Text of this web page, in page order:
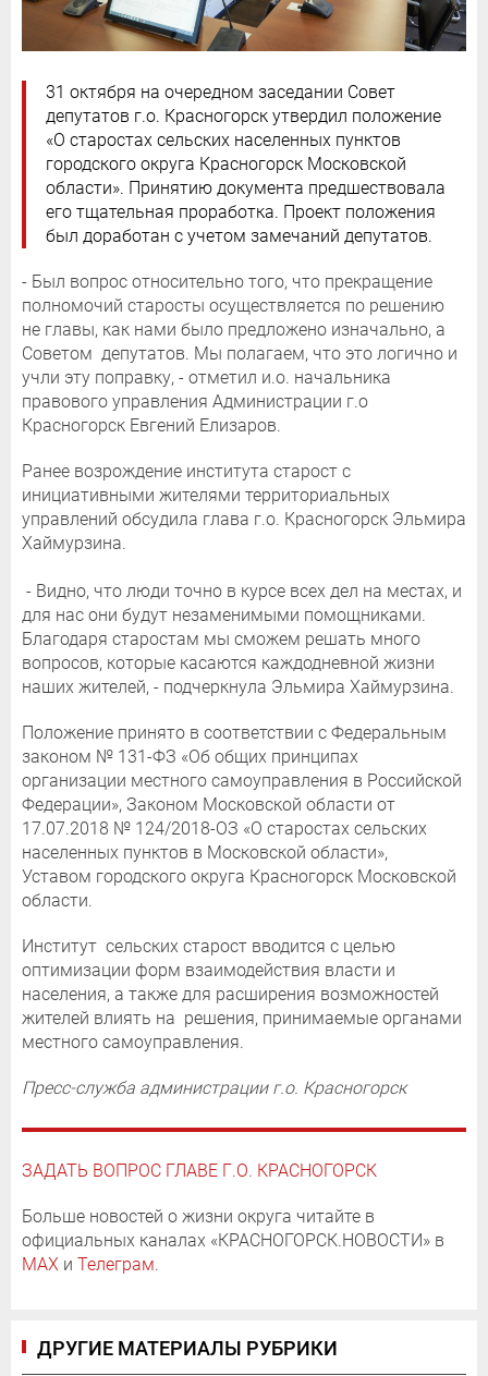
31 октября на очередном заседании Совет
депутатов г.о. Красногорск утвердил положение
«О старостах сельских населенных пунктов
городского округа Красногорск Московской
области». Принятию документа предшествовала
его тщательная проработка. Проект положения
был доработан с учетом замечаний депутатов.
- Был вопрос относительно того, что прекращение
полномочий старосты осуществляется по решению
не главы, как нами было предложено изначально, а
Советом депутатов. Мы полагаем, что это логично и
учли эту поправку, - отметил и.о. начальника
правового управления Администрации г.о
Красногорск Евгений Елизаров.
Ранее возрождение института старост с
инициативными жителями территориальных
управлений обсудила глава г.о. Красногорск Эльмира
Хаймурзина.
- Видно, что люди точно в курсе всех дел на местах, и
для нас они будут незаменимыми помощниками.
Благодаря старостам мы сможем решать много
вопросов, которые касаются каждодневной жизни
наших жителей, - подчеркнула Эльмира Хаймурзина.
Положение принято в соответствии с Федеральным
законом № 131-ФЗ «Об общих принципах
организации местного самоуправления в Российской
Федерации», Законом Московской области от
17.07.2018 № 124/2018-ОЗ «О старостах сельских
населенных пунктов в Московской области»,
Уставом городского округа Красногорск Московской
области.
Институт сельских старост вводится с целью
оптимизации форм взаимодействия власти и
населения, а также для расширения возможностей
жителей влиять на решения, принимаемые органами
местного самоуправления.
Пресс-служба администрации г.о. Красногорск
ЗАДАТЬ ВОПРОС ГЛАВЕ Г.О. КРАСНОГОРСК
Больше новостей о жизни округа читайте в
официальных каналах «КРАСНОГОРСК.НОВОСТИ» в
MAX и Телеграм.
ДРУГИЕ МАТЕРИАЛЫ РУБРИКИ